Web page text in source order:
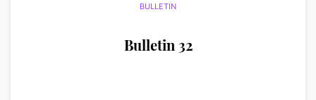
BULLETIN
Bulletin 32